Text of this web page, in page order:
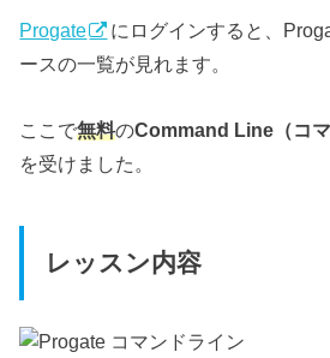
Progate
にログインすると、
ースの一覧が見れます。
ここで無料のCommand Line（コ
を受けました。
レッスン内容